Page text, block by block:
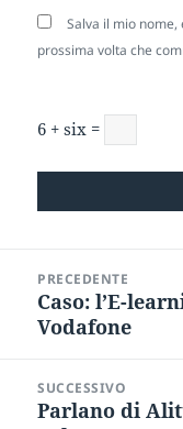
Salva il mio
prossima volta che
6 + six =
articoliPRECEDENTE
Articolo
precedente:
Caso: l’E-
Vodafone
SUCCESSIVO
Articolo
Parlano di